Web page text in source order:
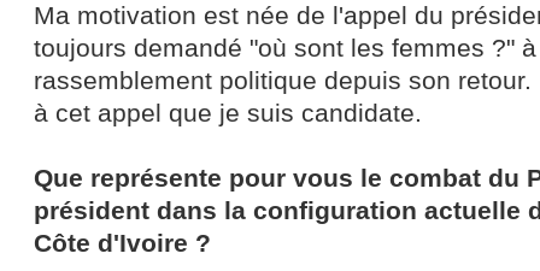
Ma motivation est née de l'appel du
toujours demandé "où sont les femmes ?"
rassemblement politique depuis son
à cet appel que je suis candidate.
Que représente pour vous le combat du
président dans la configuration actuelle
Côte d'Ivoire ?